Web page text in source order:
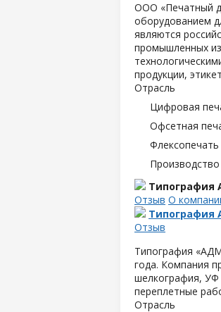
ООО «Печатный
оборудованием
являются
промышленных
продукции,
Отрасль
Цифровая
Офсетная
Типография
Отзыв О
Типография
Отзыв
Типография
года. Компания
шелкография, УФ
переплетные
Отрасль